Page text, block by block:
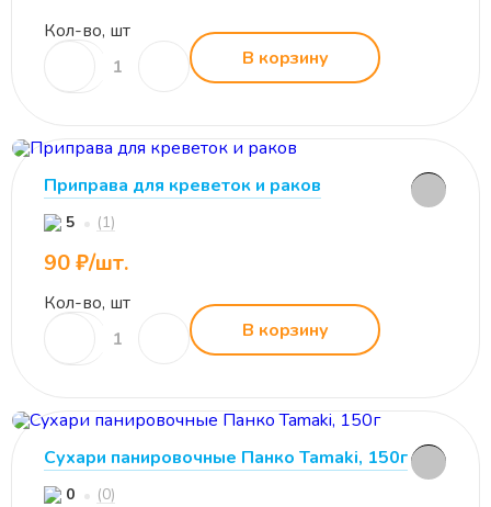
Кол-во, шт
В корзину
Приправа для креветок и раков
5 (1)
90 ₽/шт.
Кол-во, шт
В корзину
Сухари панировочные Панко Tamaki, 150г
0 (0)